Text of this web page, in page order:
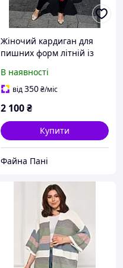
Жіночий кардиган для
пишних форм літній із
батал для повних жінок
В наявності
від350₴/міс
2 100₴
Купити
Файна Пані